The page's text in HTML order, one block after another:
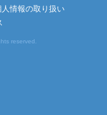
人情報の取り扱い
reserved.